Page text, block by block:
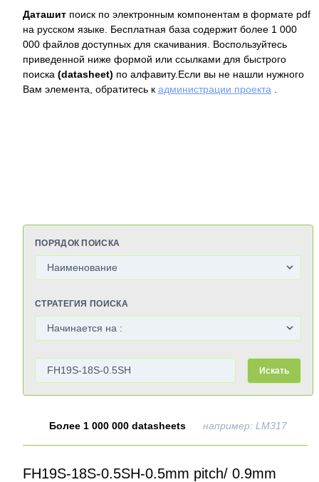
Даташит поиск по электронным компонентам в формате pdf
на русском языке. Бесплатная база содержит более 1 000
000 файлов доступных для скачивания. Воспользуйтесь
приведенной ниже формой или ссылками для быстрого
поиска (datasheet) по алфавиту.Если вы не нашли нужного
Вам элемента, обратитесь к администрации проекта
ПОРЯДОК ПОИСКА
СТРАТЕГИЯ ПОИСКА
Искать
Более 1 000 000 datasheets например: LM317
FH19S-18S-0.5SH-0.5mm pitch/ 0.9mm